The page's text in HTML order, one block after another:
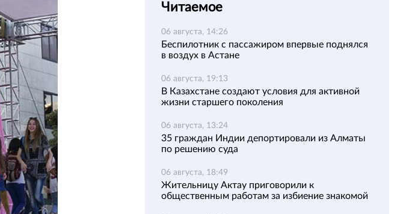
Читаемое
06 августа, 14:26
Беспилотник с пассажиром впервые поднялся
в воздух в Астане
06 августа, 19:13
В Казахстане создают условия для активной
жизни старшего поколения
06 августа, 13:24
35 граждан Индии депортировали из Алматы
по решению суда
06 августа, 18:49
Жительницу Актау приговорили к
общественным работам за избиение знакомой